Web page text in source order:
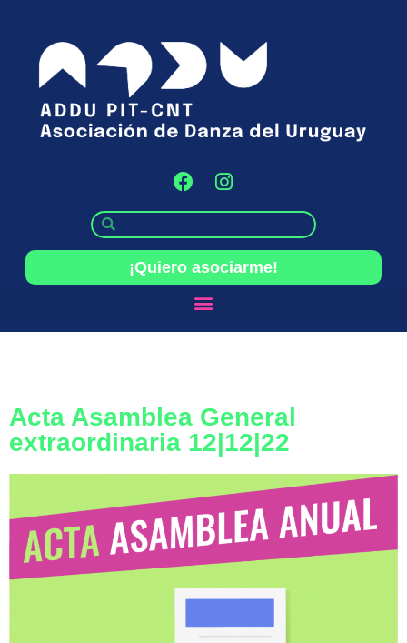
¡Quiero asociarme!
Acta Asamblea General
extraordinaria 12|12|22